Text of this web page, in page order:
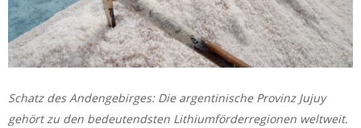
Schatz des Andengebirges: Die argentinische Provinz Jujuy
gehört zu den bedeutendsten Lithiumförderregionen weltweit.